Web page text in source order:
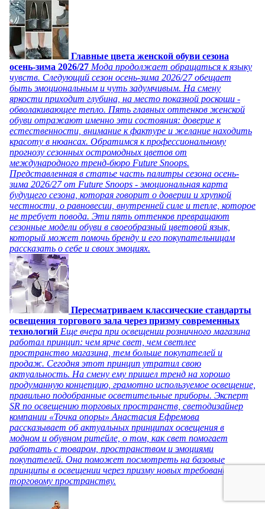
Главные цвета женской обуви сезона
осень-зима 2026/27 Мода продолжает обращаться к языку
чувств. Следующий сезон осень-зима 2026/27 обещает
быть эмоциональным и чуть задумчивым. На смену
яркости приходит глубина, на место показной роскоши -
обволакивающее тепло. Пять главных оттенков женской
обуви отражают именно эти состояния: доверие к
естественности, внимание к фактуре и желание находить
красоту в нюансах. Обратимся к профессиональному
прогнозу сезонных остромодных цветов от
международного тренд-бюро Future Snoops.
Представленная в статье часть палитры сезона осень-
зима 2026/27 от Future Snoops - эмоциональная карта
будущего сезона, которая говорит о доверии и хрупкой
честности, о равновесии, внутренней силе и тепле, которое
не требует повода. Эти пять оттенков превращают
сезонные модели обуви в своеобразный цветовой язык,
который может помочь бренду и его покупательницам
рассказать о себе и своих эмоциях.
Пересматриваем классические стандарты
освещения торгового зала через призму современных
технологий Еще вчера при освещении розничного магазина
работал принцип: чем ярче свет, чем светлее
пространство магазина, тем больше покупателей и
продаж. Сегодня этот принцип утратил свою
актуальность. На смену ему пришел тренд на хорошо
продуманную концепцию, грамотно используемое освещение,
правильно подобранные осветительные приборы. Эксперт
SR по освещению торговых пространств, светодизайнер
компании «Точка опоры» Анастасия Ефремова
рассказывает об актуальных принципах освещения в
модном и обувном ритейле, о том, как свет помогает
работать с товаром, пространством и эмоциями
покупателей. Она поможет посмотреть на базовые
принципы в освещении через призму новых требований к
торговому пространству.